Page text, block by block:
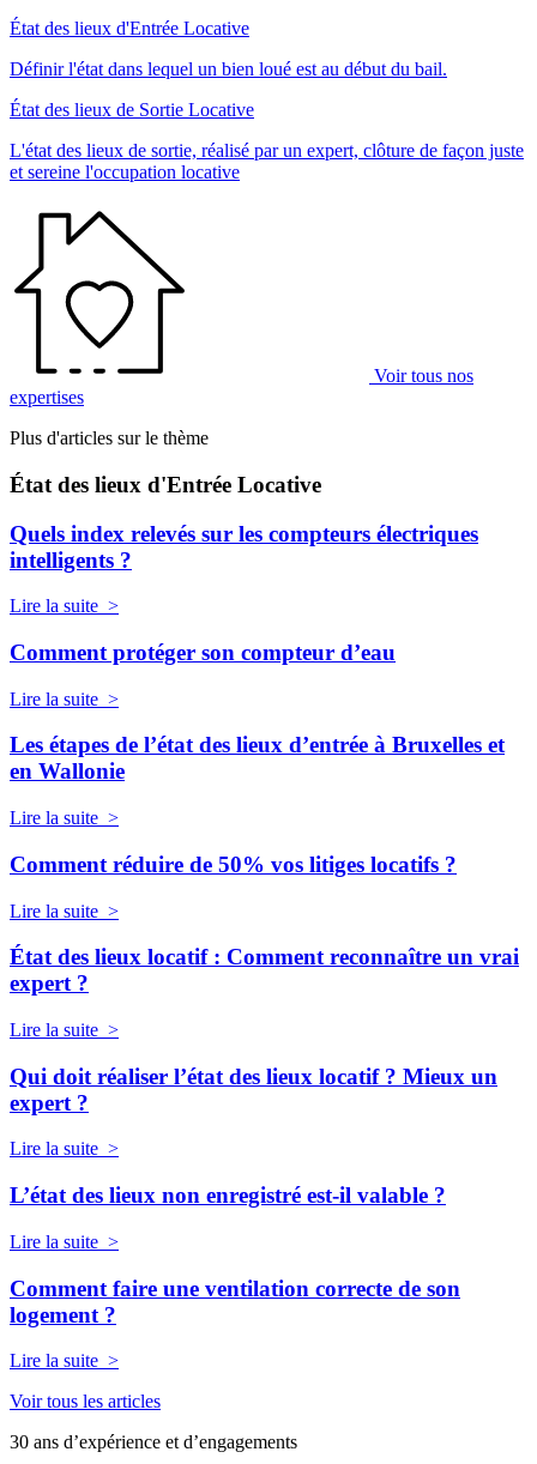
État des lieux d'Entrée Locative
Définir l'état dans lequel un bien loué est au début du bail.
État des lieux de Sortie Locative
L'état des lieux de sortie, réalisé par un expert, clôture de façon juste
et sereine l'occupation locative
Voir tous nos
expertises
Plus d'articles sur le thème
État des lieux d'Entrée Locative
Quels index relevés sur les compteurs électriques
intelligents ?
Lire la suite >
Comment protéger son compteur d’eau
Lire la suite >
Les étapes de l’état des lieux d’entrée à Bruxelles et
en Wallonie
Lire la suite >
Comment réduire de 50% vos litiges locatifs ?
Lire la suite >
État des lieux locatif : Comment reconnaître un vrai
expert ?
Lire la suite >
Qui doit réaliser l’état des lieux locatif ? Mieux un
expert ?
Lire la suite >
L’état des lieux non enregistré est-il valable ?
Lire la suite >
Comment faire une ventilation correcte de son
logement ?
Lire la suite >
Voir tous les articles
30 ans d’expérience et d’engagements